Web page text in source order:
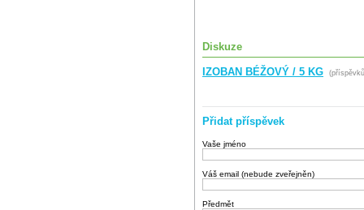
Diskuze
IZOBAN BÉŽOVÝ / 5 KG
Přidat příspěvek
Vaše jméno
Váš email (nebude zveřejněn)
Předmět